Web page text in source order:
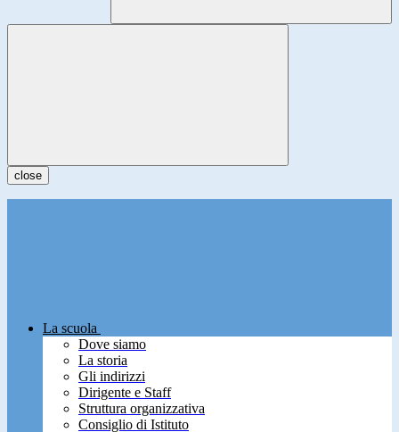
close
La scuola
Dove siamo
La storia
Gli indirizzi
Dirigente e Staff
Struttura organizzativa
Consiglio di Istituto